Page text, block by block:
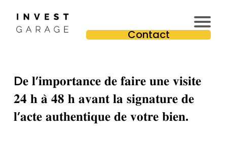
In
Contact
D𝐞 𝐥’𝐢𝐦𝐩𝐨𝐫𝐭𝐚𝐧𝐜𝐞 𝐝𝐞 𝐟𝐚𝐢𝐫𝐞 𝐮𝐧𝐞 𝐯𝐢𝐬𝐢𝐭𝐞
𝟐𝟒 𝐡 𝐚̀ 𝟒𝟖 𝐡 𝐚𝐯𝐚𝐧𝐭 𝐥𝐚 𝐬𝐢𝐠𝐧𝐚𝐭𝐮𝐫𝐞 𝐝𝐞
𝐥’𝐚𝐜𝐭𝐞 𝐚𝐮𝐭𝐡𝐞𝐧𝐭𝐢𝐪𝐮𝐞 𝐝𝐞 𝐯𝐨𝐭𝐫𝐞 𝐛𝐢𝐞𝐧.